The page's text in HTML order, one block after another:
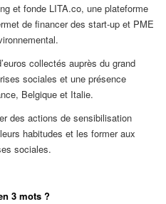
et fonde LITA.co, une plateforme
de financer des start-up et PME
collectés auprès du grand
sociales et une présence
Belgique et Italie.
des actions de sensibilisation
habitudes et les former aux
sociales.
3 mots ?